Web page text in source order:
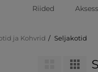
Riided
ja Kohvrid Seljakotid